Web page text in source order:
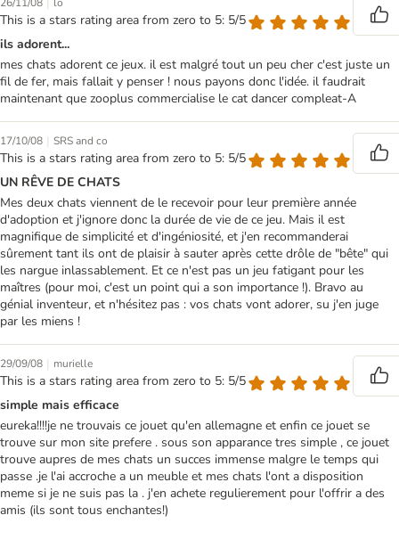
This is a stars rating area from zero to 5: 5/5
ils adorent...
mes chats adorent ce jeux. il est malgré tout un peu cher c'est juste un
fil de fer, mais fallait y penser ! nous payons donc l'idée. il faudrait
maintenant que zooplus commercialise le cat dancer compleat-A
17/10/08 | SRS and co
This is a stars rating area from zero to 5: 5/5
UN RÊVE DE CHATS
Mes deux chats viennent de le recevoir pour leur première année
d'adoption et j'ignore donc la durée de vie de ce jeu. Mais il est
magnifique de simplicité et d'ingéniosité, et j'en recommanderai
sûrement tant ils ont de plaisir à sauter après cette drôle de "bête" qui
les nargue inlassablement. Et ce n'est pas un jeu fatigant pour les
maîtres (pour moi, c'est un point qui a son importance !). Bravo au
génial inventeur, et n'hésitez pas : vos chats vont adorer, su j'en juge
par les miens !
29/09/08 | murielle
This is a stars rating area from zero to 5: 5/5
simple mais efficace
eureka!!!!je ne trouvais ce jouet qu'en allemagne et enfin ce jouet se
trouve sur mon site prefere . sous son apparance tres simple , ce jouet
trouve aupres de mes chats un succes immense malgre le temps qui
passe .je l'ai accroche a un meuble et mes chats l'ont a disposition
meme si je ne suis pas la . j'en achete regulierement pour l'offrir a des
amis (ils sont tous enchantes!)